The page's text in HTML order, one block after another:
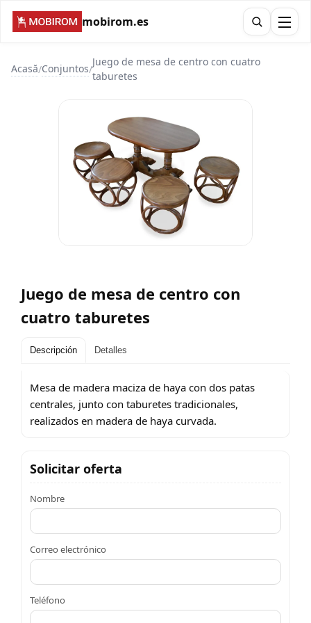
mobirom.es
Acasă/Conjuntos/
Juego de mesa de centro con cuatro
taburetes
Juego de mesa de centro con
cuatro taburetes
Descripción Detalles
Mesa de madera maciza de haya con dos patas
centrales, junto con taburetes tradicionales,
realizados en madera de haya curvada.
Solicitar oferta
Nombre
Correo electrónico
Teléfono